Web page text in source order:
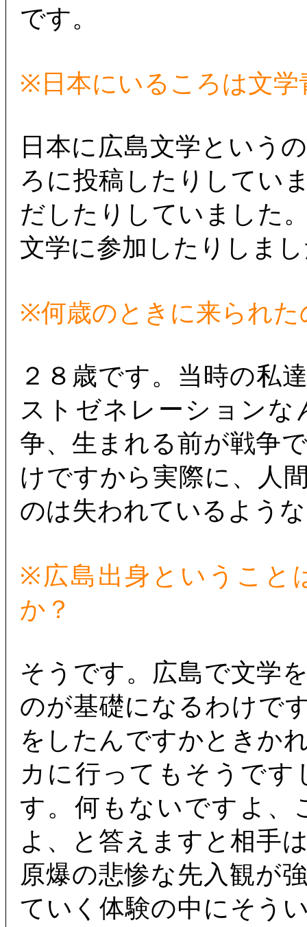
です。
※日本にいるころは文
日本に広島文学という
ろに投稿したりしてい
だしたりしていました
文学に参加したりしま
※何歳のときに来られた
２８歳です。当時の私
ストゼネレーション
争、生まれる前が戦争
けですから実際に、人
のは失われているよう
※広島出身ということ
か？
そうです。広島で文学
のが基礎になるわけで
をしたんですかときか
カに行ってもそうで
す。何もないですよ、
よ、と答えますと相手
原爆の悲惨な先入観が
ていく体験の中にそう